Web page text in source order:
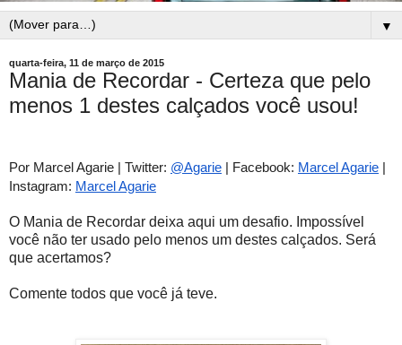
▼
quarta-feira, 11 de março de 2015
Mania de Recordar - Certeza que pelo
menos 1 destes calçados você usou!
Por Marcel Agarie | Twitter: @Agarie | Facebook: Marcel Agarie |
Instagram: Marcel Agarie
O Mania de Recordar deixa aqui um desafio. Impossível
você não ter usado pelo menos um destes calçados. Será
que acertamos?
Comente todos que você já teve.